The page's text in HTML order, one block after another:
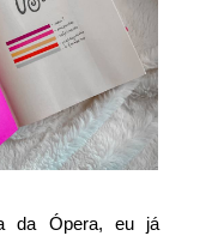
da Ópera, eu já